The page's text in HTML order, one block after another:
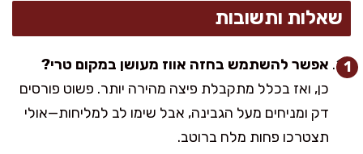
שאלות ותשובות
אפשר להשתמש בחזה אווז מעושן במקום טרי?
כן, ואז בכלל מתקבלת פיצה מהירה יותר. פשוט פורסים
דק ומניחים מעל הגבינה, אבל שימו לב למליחות—אולי
תצטרכו פחות מלח ברוטב.